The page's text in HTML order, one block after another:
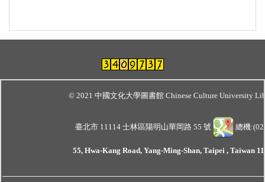
© 2021 中國文化大學圖書館 Chinese Culture University
臺北市 11114 士林區陽明山華岡路 55 號 總機
55, Hwa-Kang Road, Yang-Ming-Shan, Taipei , Taiwan